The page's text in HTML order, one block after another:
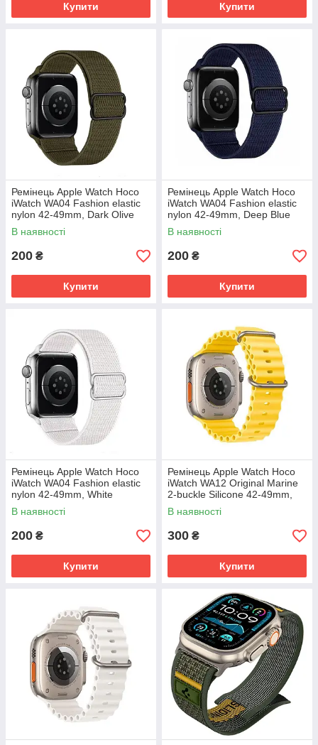
Купити Купити
Ремінець Apple Watch Hoco
iWatch WA04 Fashion elastic
nylon 42-49mm, Dark Olive
Green (786753)
В наявності
200 ₴
Купити
Ремінець Apple Watch Hoco
iWatch WA04 Fashion elastic
nylon 42-49mm, Deep Blue
(786630)
В наявності
200 ₴
Купити
Ремінець Apple Watch Hoco
iWatch WA04 Fashion elastic
nylon 42-49mm, White
(786593)
В наявності
200 ₴
Купити
Ремінець Apple Watch Hoco
iWatch WA12 Original Marine
2-buckle Silicone 42-49mm,
Yellow (789532)
В наявності
300 ₴
Купити